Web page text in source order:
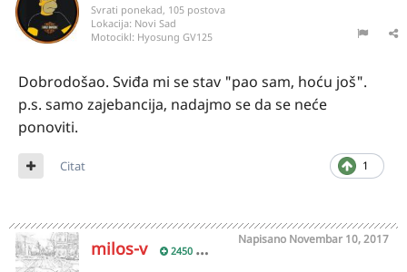
Svrati ponekad, 105 postova
Lokacija: Novi Sad
Motocikl: Hyosung GV125
Dobrodošao. Sviđa mi se stav "pao sam, hoću još".
p.s. samo zajebancija, nadajmo se da se neće
ponoviti.
1
Citat
milos-v 2450
Napisano Novembar 10, 2017